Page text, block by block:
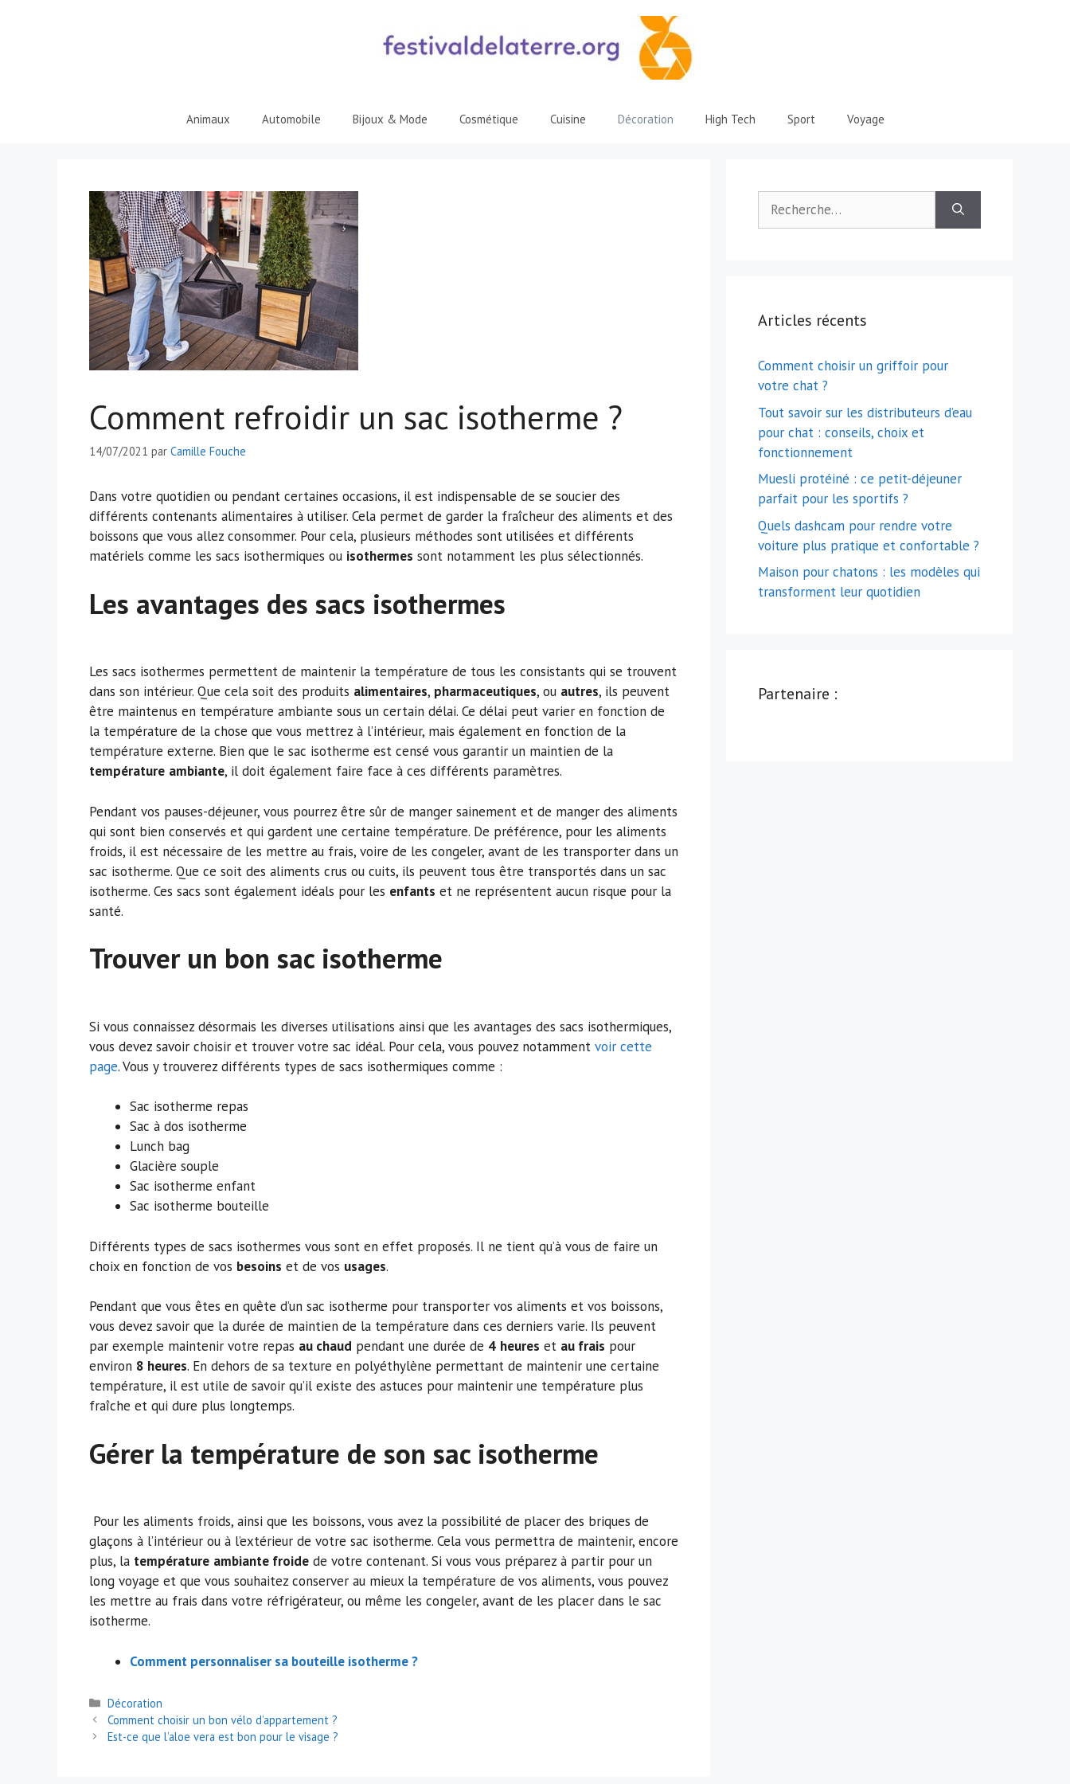
Animaux Automobile Bijoux & Mode Cosmétique Cuisine Décoration High Tech Sport Voyage
Comment refroidir un sac isotherme ?
14/07/2021 par Camille Fouche
Dans votre quotidien ou pendant certaines occasions, il est indispensable de se soucier des
différents contenants alimentaires à utiliser. Cela permet de garder la fraîcheur des aliments et des
boissons que vous allez consommer. Pour cela, plusieurs méthodes sont utilisées et différents
matériels comme les sacs isothermiques ou isothermes sont notamment les plus sélectionnés.
Les avantages des sacs isothermes
Les sacs isothermes permettent de maintenir la température de tous les consistants qui se trouvent
dans son intérieur. Que cela soit des produits alimentaires, pharmaceutiques, ou autres, ils peuvent
être maintenus en température ambiante sous un certain délai. Ce délai peut varier en fonction de
la température de la chose que vous mettrez à l’intérieur, mais également en fonction de la
température externe. Bien que le sac isotherme est censé vous garantir un maintien de la
température ambiante, il doit également faire face à ces différents paramètres.
Pendant vos pauses-déjeuner, vous pourrez être sûr de manger sainement et de manger des aliments
qui sont bien conservés et qui gardent une certaine température. De préférence, pour les aliments
froids, il est nécessaire de les mettre au frais, voire de les congeler, avant de les transporter dans un
sac isotherme. Que ce soit des aliments crus ou cuits, ils peuvent tous être transportés dans un sac
isotherme. Ces sacs sont également idéals pour les enfants et ne représentent aucun risque pour la
santé.
Trouver un bon sac isotherme
Si vous connaissez désormais les diverses utilisations ainsi que les avantages des sacs isothermiques,
vous devez savoir choisir et trouver votre sac idéal. Pour cela, vous pouvez notamment voir cette
page. Vous y trouverez différents types de sacs isothermiques comme :
Sac isotherme repas
Sac à dos isotherme
Lunch bag
Glacière souple
Sac isotherme enfant
Sac isotherme bouteille
Différents types de sacs isothermes vous sont en effet proposés. Il ne tient qu’à vous de faire un
choix en fonction de vos besoins et de vos usages.
Pendant que vous êtes en quête d’un sac isotherme pour transporter vos aliments et vos boissons,
vous devez savoir que la durée de maintien de la température dans ces derniers varie. Ils peuvent
par exemple maintenir votre repas au chaud pendant une durée de 4 heures et au frais pour
environ 8 heures. En dehors de sa texture en polyéthylène permettant de maintenir une certaine
température, il est utile de savoir qu’il existe des astuces pour maintenir une température plus
fraîche et qui dure plus longtemps.
Gérer la température de son sac isotherme
Pour les aliments froids, ainsi que les boissons, vous avez la possibilité de placer des briques de
glaçons à l’intérieur ou à l’extérieur de votre sac isotherme. Cela vous permettra de maintenir, encore
plus, la température ambiante froide de votre contenant. Si vous vous préparez à partir pour un
long voyage et que vous souhaitez conserver au mieux la température de vos aliments, vous pouvez
les mettre au frais dans votre réfrigérateur, ou même les congeler, avant de les placer dans le sac
isotherme.
Comment personnaliser sa bouteille isotherme ?
Catégories
Décoration
Navigation
des
Comment choisir un bon vélo d’appartement ?
Est-ce que l’aloe vera est bon pour le visage ?
Articles récents
Comment choisir un griffoir pour
votre chat ?
Tout savoir sur les distributeurs d’eau
pour chat : conseils, choix et
fonctionnement
Muesli protéiné : ce petit-déjeuner
parfait pour les sportifs ?
Quels dashcam pour rendre votre
voiture plus pratique et confortable ?
Maison pour chatons : les modèles qui
transforment leur quotidien
Partenaire :